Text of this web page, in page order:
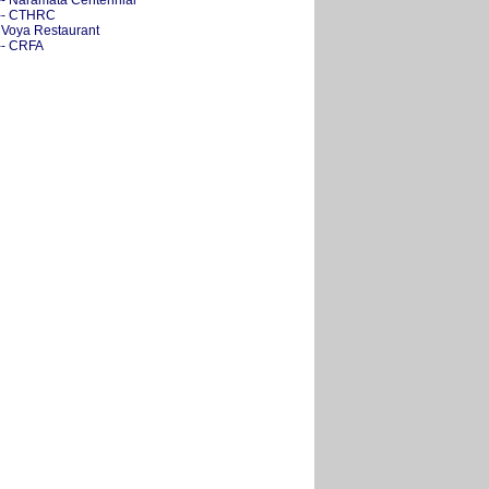
CTHRC
Restaurant
CRFA